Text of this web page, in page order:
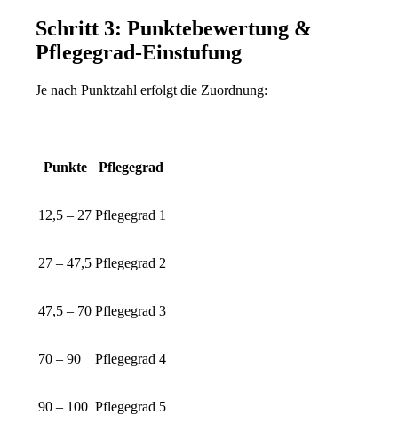
Schritt 3: Punktebewertung &
Pflegegrad-Einstufung
Je nach Punktzahl erfolgt die Zuordnung:
Punkte Pflegegrad
12,5 – 27 Pflegegrad 1
27 – 47,5 Pflegegrad 2
47,5 – 70 Pflegegrad 3
70 – 90 Pflegegrad 4
90 – 100 Pflegegrad 5